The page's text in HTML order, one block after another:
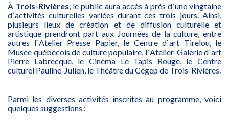
À Trois-Rivières , le public aura accès à près d`une vingtaine
d`activités culturelles variées durant ces trois jours. Ainsi,
plusieurs lieux de création et de diffusion culturelle et
artistique prendront part aux Journées de la culture, entre
autres l`Atelier Presse Papier, le Centre d`art Tirelou, le
Musée québécois de culture populaire, l`Atelier-Galerie d`art
Pierre Labrecque, le Cinéma Le Tapis Rouge, le Centre
culturel Pauline-Julien, le Théâtre du Cégep de Trois-Rivières.
Parmi les diverses activités inscrites au programme, voici
quelques suggestions :